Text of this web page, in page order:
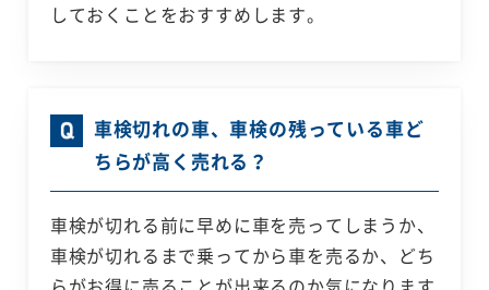
しておくことをおすすめします。
車検切れの車、車検の残っている車ど
ちらが高く売れる？
車検が切れる前に早めに車を売ってしまうか、
車検が切れるまで乗ってから車を売るか、どち